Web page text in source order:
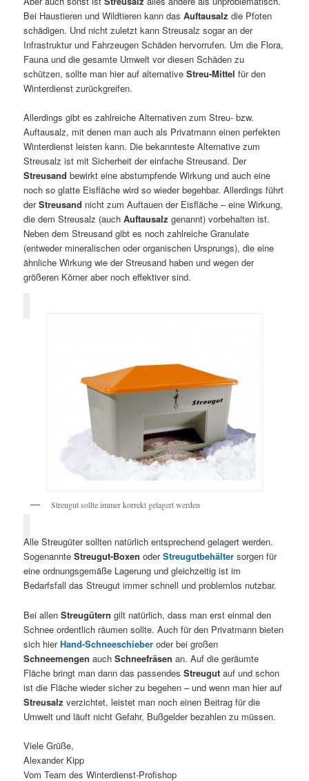
Bei Haustieren und Wildtieren kann dasAuftausalz die Pfoten
schädigen. Und nicht zuletzt kann Streusalz sogar an der
Infrastruktur und Fahrzeugen Schäden hervorrufen. Um die Flora,
Fauna und die gesamte Umwelt vor diesen Schäden zu
schützen, sollte man hier auf alternativeStreu-Mittel für den
Winterdienst zurückgreifen.
Allerdings gibt es zahlreiche Alternativen zum Streu- bzw.
Auftausalz, mit denen man auch als Privatmann einen perfekten
Winterdienst leisten kann. Die bekannteste Alternative zum
Streusalz ist mit Sicherheit der einfache Streusand. Der
Streusand bewirkt eine abstumpfende Wirkung und auch eine
noch so glatte Eisfläche wird so wieder begehbar. Allerdings führt
derStreusand nicht zum Auftauen der Eisfläche – eine Wirkung,
die dem Streusalz (auchAuftausalz genannt) vorbehalten ist.
Neben dem Streusand gibt es noch zahlreiche Granulate
(entweder mineralischen oder organischen Ursprungs), die eine
ähnliche Wirkung wie der Streusand haben und wegen der
größeren Körner aber noch effektiver sind.
Streugut sollte immer korrekt gelagert werden
Alle Streugüter sollten natürlich entsprechend gelagert werden.
SogenannteStreugut-Boxen oderStreugutbehälter sorgen für
eine ordnungsgemäße Lagerung und gleichzeitig ist im
Bedarfsfall das Streugut immer schnell und problemlos nutzbar.
Bei allenStreugütern gilt natürlich, dass man erst einmal den
Schnee ordentlich räumen sollte. Auch für den Privatmann bieten
sich hierHand-Schneeschieber oder bei großen
Schneemengen auchSchneefräsen an. Auf die geräumte
Fläche bringt man dann das passendesStreugut auf und schon
ist die Fläche wieder sicher zu begehen – und wenn man hier auf
Streusalz verzichtet, leistet man noch einen Beitrag für die
Umwelt und läuft nicht Gefahr, Bußgelder bezahlen zu müssen.
Viele Grüße,
Alexander Kipp
Vom Team des Winterdienst-Profishop